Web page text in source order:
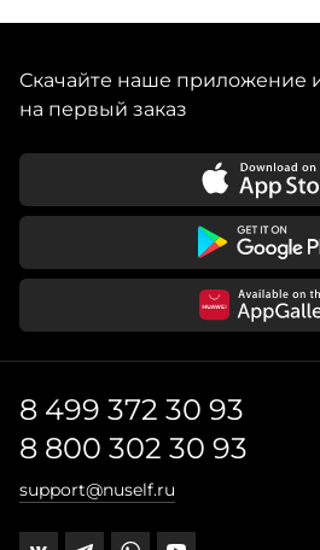
Скачайте наше приложение
на первый заказ
8 499 372 30 93
8 800 302 30 93
support@nuself.ru